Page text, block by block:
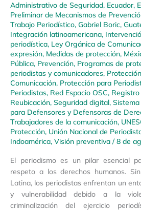
Administrativo de Seguridad, Ecuador,
Preliminar de Mecanismos de
Trabajo Periodístico, Gabriel Boric,
Integración latinoamericana,
periodística, Ley Orgánica de
expresión, Medidas de protección,
Pública, Prevención, Programas de
periodistas y comunicadores,
Comunicación, Protección para
Periodistas, Red Espacio OSC, Registro
Reubicación, Seguridad digital,
para Defensores y Defensoras de
Trabajadores de la comunicación,
Protección, Unión Nacional de
Indoamérica, Visión preventiva /8 de
El periodismo es un pilar esencial
respeto a los derechos humanos.
Latina, los periodistas enfrentan un
y vulnerabilidad debido a la
criminalización del ejercicio